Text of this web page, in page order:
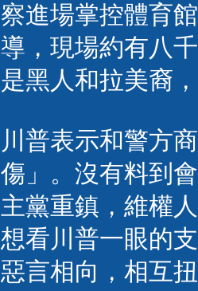
察進場掌控體育
導，現場約有八
是黑人和拉美裔
川普表示和警方
傷」。沒有料到
主黨重鎮，維權
想看川普一眼的
惡言相向，相互